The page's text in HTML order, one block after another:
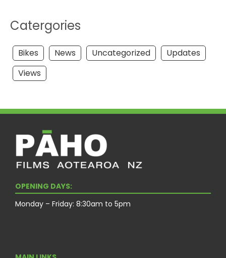
Catergories
Bikes News Uncategorized
Updates
Views
OPENING DAYS:
Monday – Friday: 8:30am to 5pm